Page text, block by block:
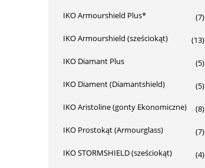
IKO Armourshield Plus* (7)
IKO Armourshield (sześciokąt) (13)
IKO Diamant Plus (5)
IKO Diament (Diamantshield) (5)
IKO Aristoline (gonty Ekonomiczne) (8)
IKO Prostokąt (Armourglass) (7)
IKO STORMSHIELD (sześciokąt) (4)